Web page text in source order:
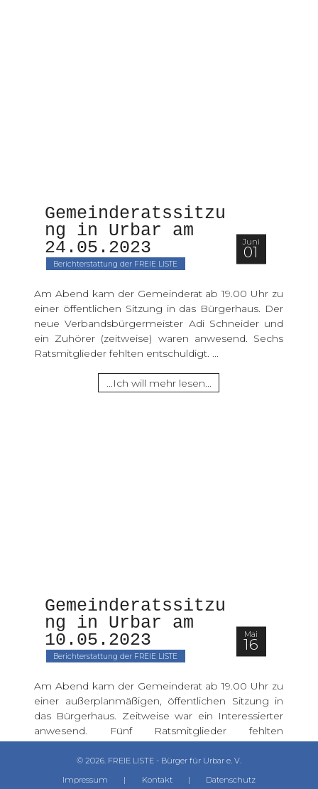
Gemeinderatssitzu
ng in Urbar am
24.05.2023
Berichterstattung der FREIE LISTE
Juni
01
Am Abend kam der Gemeinderat ab 19.00 Uhr zu
einer öffentlichen Sitzung in das Bürgerhaus. Der
neue Verbandsbürgermeister Adi Schneider und
ein Zuhörer (zeitweise) waren anwesend. Sechs
Ratsmitglieder fehlten entschuldigt. ...
...Ich will mehr lesen...
Gemeinderatssitzu
ng in Urbar am
10.05.2023
Berichterstattung der FREIE LISTE
Mai
16
Am Abend kam der Gemeinderat ab 19.00 Uhr zu
einer außerplanmäßigen, öffentlichen Sitzung in
das Bürgerhaus. Zeitweise war ein Interessierter
anwesend. Fünf Ratsmitglieder fehlten
entschuldigt. Da der Interessierte kein...
...Ich will mehr lesen...
© 2026. FREIE LISTE - Bürger für Urbar e. V.
Impressum
| Kontakt | Datenschutz